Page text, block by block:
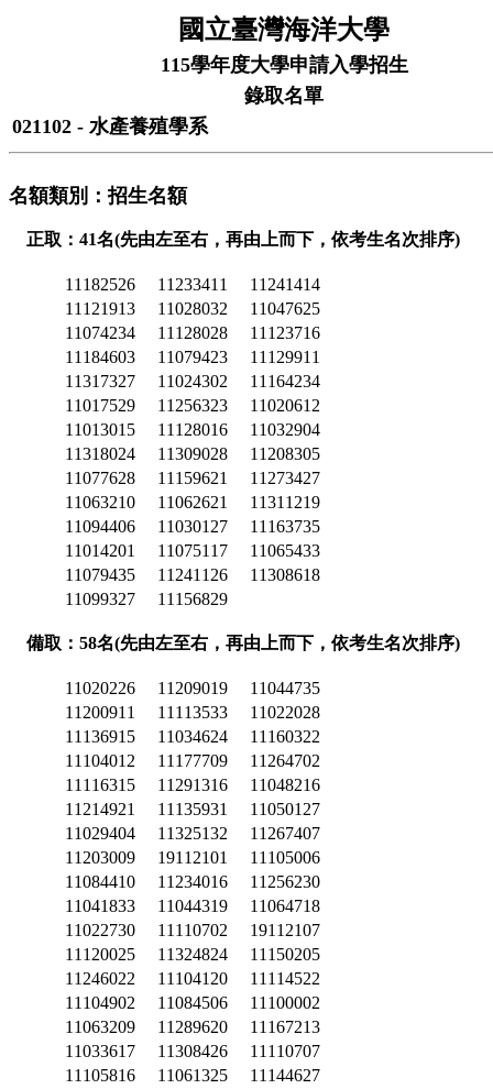
國立臺灣海洋大學
115學年度大學申請入學招生
錄取名單
021102 - 水產養殖學系
名額類別：招生名額
正取：41名(先由左至右，再由上而下，依考生名次排序)
11182526 11233411
11241414
11121913
11028032
11047625
11074234
11128028
11123716
11184603
11079423
11129911
11317327
11024302
11164234
11017529
11256323
11020612
11013015
11128016
11032904
11318024
11309028
11208305
11077628
11159621
11273427
11063210
11062621
11311219
11094406
11030127
11163735
11014201
11075117
11065433
11079435
11241126
11308618
11099327
11156829
備取：58名(先由左至右，再由上而下，依考生名次排序)
11020226 11209019
11044735
11200911
11113533
11022028
11136915
11034624
11160322
11104012
11177709
11264702
11116315
11291316
11048216
11214921
11135931
11050127
11029404
11325132
11267407
11203009
19112101
11105006
11084410
11234016
11256230
11041833
11044319
11064718
11022730
11110702
19112107
11120025
11324824
11150205
11246022
11104120
11114522
11104902
11084506
11100002
11063209
11289620
11167213
11033617
11308426
11110707
11105816
11061325
11144627